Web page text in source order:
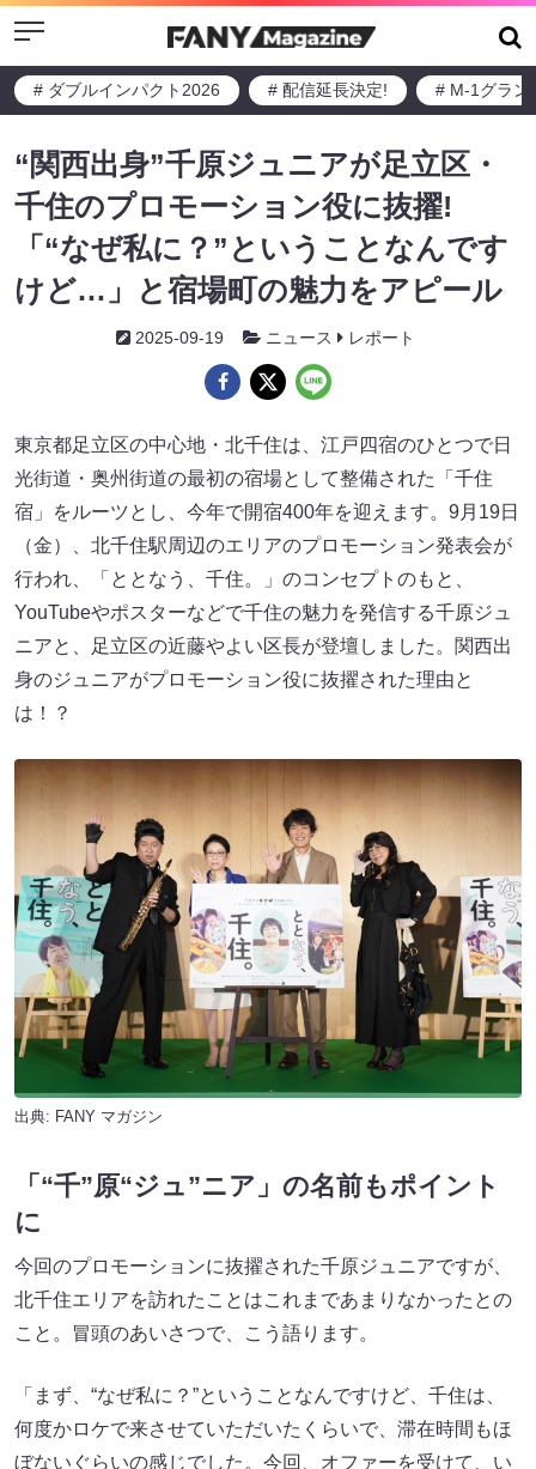
Menu
# ダブルインパクト2026 # 配信延長決定! # M-1グラン
“関西出身”千原ジュニアが足立区・
千住のプロモーション役に抜擢!
「“なぜ私に？”ということなんです
けど…」と宿場町の魅力をアピール
2025-09-19 ニュース レポート
東京都足立区の中心地・北千住は、江戸四宿のひとつで日
光街道・奥州街道の最初の宿場として整備された「千住
宿」をルーツとし、今年で開宿400年を迎えます。9月19日
（金）、北千住駅周辺のエリアのプロモーション発表会が
行われ、「ととなう、千住。」のコンセプトのもと、
YouTubeやポスターなどで千住の魅力を発信する千原ジュ
ニアと、足立区の近藤やよい区長が登壇しました。関西出
身のジュニアがプロモーション役に抜擢された理由と
は！？
出典: FANY マガジン
「“千”原“ジュ”ニア」の名前もポイント
に
今回のプロモーションに抜擢された千原ジュニアですが、
北千住エリアを訪れたことはこれまであまりなかったとの
こと。冒頭のあいさつで、こう語ります。
「まず、“なぜ私に？”ということなんですけど、千住は、
何度かロケで来させていただいたくらいで、滞在時間もほ
ぼないぐらいの感じでした。今回、オファーを受けて、い